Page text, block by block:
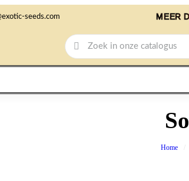
seeds.com MEER
Home